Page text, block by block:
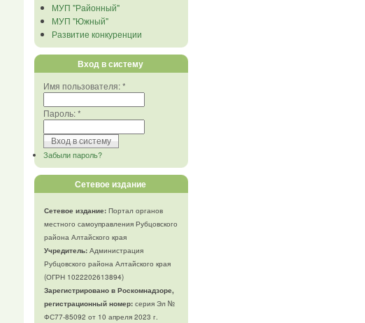
МУП "Районный"
МУП "Южный"
Развитие конкуренции
Вход в систему
Имя пользователя:*
Пароль:*
Забыли пароль?
Сетевое издание
Сетевое издание:Портал органов
местного самоуправления Рубцовского
района Алтайского края
Учредитель:Администрация
Рубцовского района Алтайского края
(ОГРН 1022202613894)
Зарегистрировано в Роскомнадзоре,
регистрационный номер:серия Эл №
ФС77-85092 от 10 апреля 2023 г.